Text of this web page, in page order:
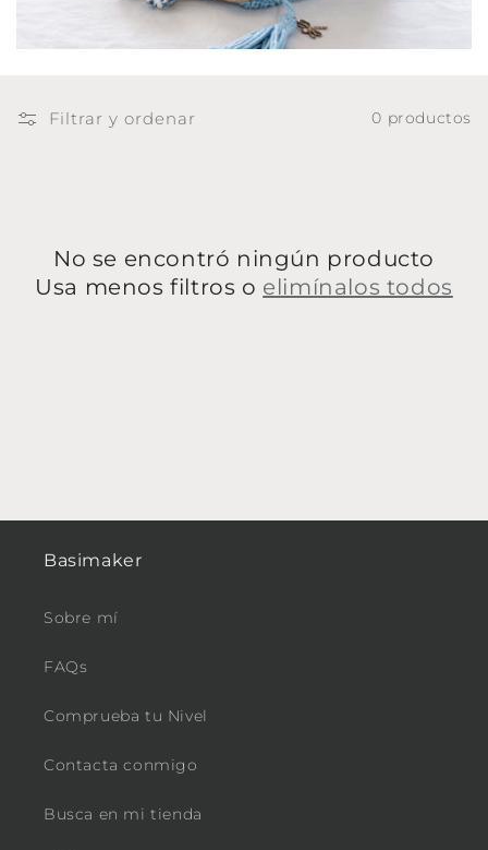
Filtrar y ordenar 0 productos
No se encontró ningún producto
Usa menos filtros o elimínalos todos
Basimaker
Sobre mí
FAQs
Comprueba tu Nivel
Contacta conmigo
Busca en mi tienda